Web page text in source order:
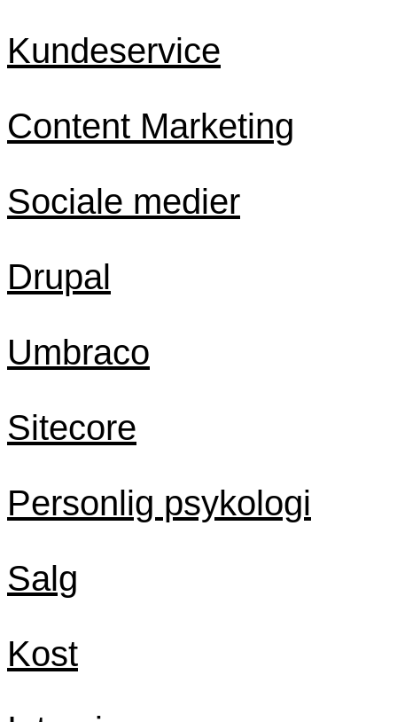
Kundeservice
Content Marketing
Sociale medier
Drupal
Umbraco
Sitecore
Personlig psykologi
Salg
Kost